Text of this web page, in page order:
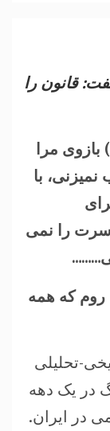
قانون را
مرا
با
را نمی
روم که همه
تحلیلی
در یک دهه
در ایران.